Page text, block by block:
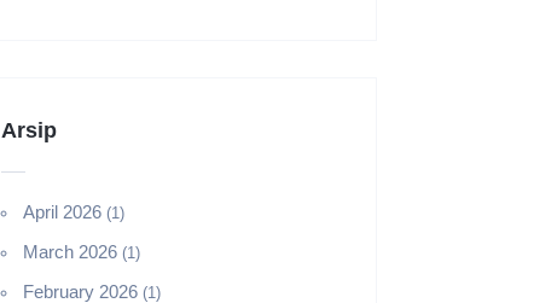
Arsip
April 2026 (1)
March 2026 (1)
February 2026 (1)